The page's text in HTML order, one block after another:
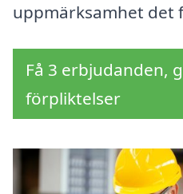
uppmärksamhet det
Få 3 erbjudanden,
förpliktelser